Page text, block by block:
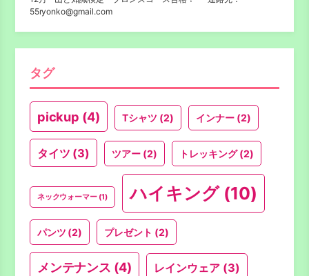
55ryonko@gmail.com
タグ
pickup (4) Tシャツ (2) インナー (2)
タイツ (3) ツアー (2) トレッキング(2)
ネックウォーマー (1) ハイキング(10)
パンツ (2) プレゼント (2)
メンテナンス (4) レインウェア (3)